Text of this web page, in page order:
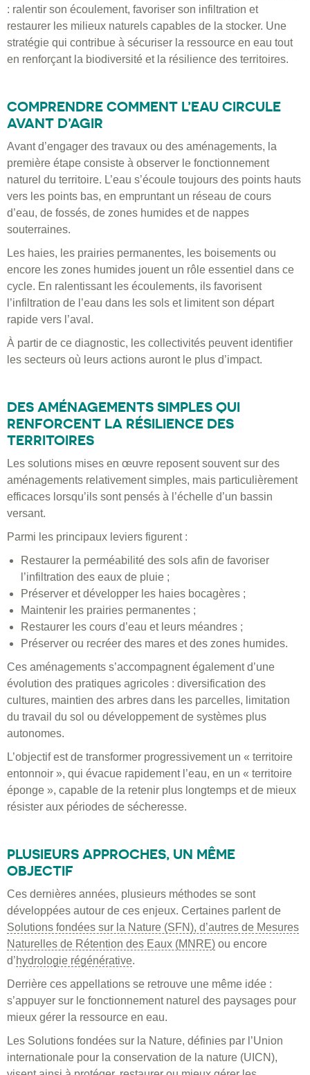
: ralentir son écoulement, favoriser son infiltration et
restaurer les milieux naturels capables de la stocker. Une
stratégie qui contribue à sécuriser la ressource en eau tout
en renforçant la biodiversité et la résilience des territoires.
COMPRENDRE COMMENT L’EAU CIRCULE
AVANT D’AGIR
Avant d’engager des travaux ou des aménagements, la
première étape consiste à observer le fonctionnement
naturel du territoire. L’eau s’écoule toujours des points hauts
vers les points bas, en empruntant un réseau de cours
d’eau, de fossés, de zones humides et de nappes
souterraines.
Les haies, les prairies permanentes, les boisements ou
encore les zones humides jouent un rôle essentiel dans ce
cycle. En ralentissant les écoulements, ils favorisent
l’infiltration de l’eau dans les sols et limitent son départ
rapide vers l’aval.
À partir de ce diagnostic, les collectivités peuvent identifier
les secteurs où leurs actions auront le plus d’impact.
DES AMÉNAGEMENTS SIMPLES QUI
RENFORCENT LA RÉSILIENCE DES
TERRITOIRES
Les solutions mises en œuvre reposent souvent sur des
aménagements relativement simples, mais particulièrement
efficaces lorsqu’ils sont pensés à l’échelle d’un bassin
versant.
Parmi les principaux leviers figurent :
Restaurer la perméabilité des sols afin de favoriser
l’infiltration des eaux de pluie ;
Préserver et développer les haies bocagères ;
Maintenir les prairies permanentes ;
Restaurer les cours d’eau et leurs méandres ;
Préserver ou recréer des mares et des zones humides.
Ces aménagements s’accompagnent également d’une
évolution des pratiques agricoles : diversification des
cultures, maintien des arbres dans les parcelles, limitation
du travail du sol ou développement de systèmes plus
autonomes.
L’objectif est de transformer progressivement un « territoire
entonnoir », qui évacue rapidement l’eau, en un « territoire
éponge », capable de la retenir plus longtemps et de mieux
résister aux périodes de sécheresse.
PLUSIEURS APPROCHES, UN MÊME
OBJECTIF
Ces dernières années, plusieurs méthodes se sont
développées autour de ces enjeux. Certaines parlent de
Solutions fondées sur la Nature (SFN), d’autres de Mesures
Naturelles de Rétention des Eaux (MNRE) ou encore
d’hydrologie régénérative.
Derrière ces appellations se retrouve une même idée :
s’appuyer sur le fonctionnement naturel des paysages pour
mieux gérer la ressource en eau.
Les Solutions fondées sur la Nature, définies par l’Union
internationale pour la conservation de la nature (UICN),